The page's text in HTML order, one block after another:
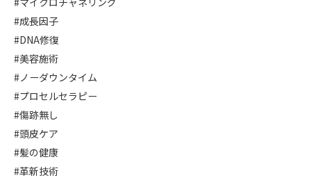
#成長因子
#DNA修復
#美容施術
#ノーダウンタイム
#プロセルセラピー
#傷跡無し
#頭皮ケア
#髪の健康
#革新技術